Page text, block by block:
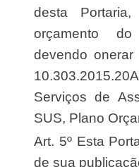
desta
orçamento
devendo
Serviços de
SUS, Plano
Art. 5º Esta Portaria entra em vigor na data
de sua